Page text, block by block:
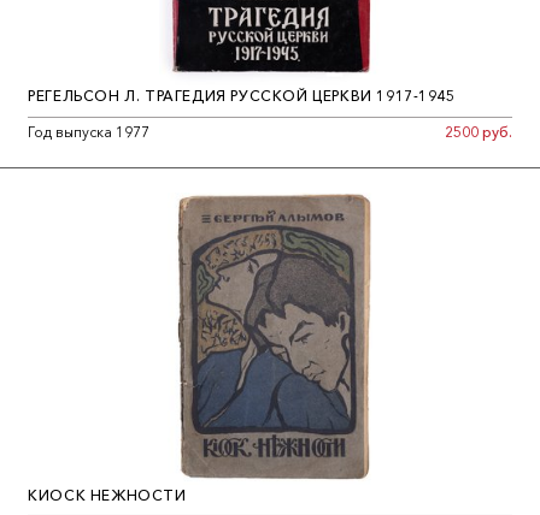
РЕГЕЛЬСОН Л. ТРАГЕДИЯ РУССКОЙ ЦЕРКВИ 1917-1945
Год выпуска 1977
2500 руб.
КИОСК НЕЖНОСТИ